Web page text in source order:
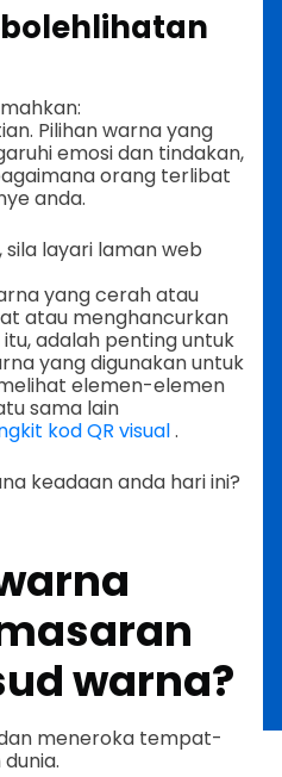
Pilihan warna yang
emosi dan tindakan,
orang terlibat
anda.
layari laman web
yang cerah atau
atau menghancurkan
adalah penting untuk
yang digunakan untuk
elemen-elemen
sama lain
kod QR visual.
keadaan anda hari ini?
warna?
meneroka tempat-